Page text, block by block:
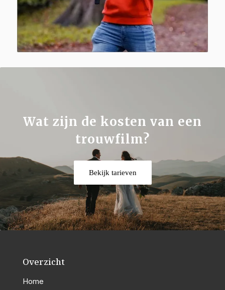
Wat zijn de kosten van een
trouwfilm?
Bekijk tarieven
Overzicht
Home